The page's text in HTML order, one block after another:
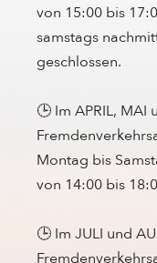
von 15:00 bis
samstags
geschlossen.
🕒 Im APRIL, MAI
Montag bis
von 14:00 bis
🕒 Im JULI und